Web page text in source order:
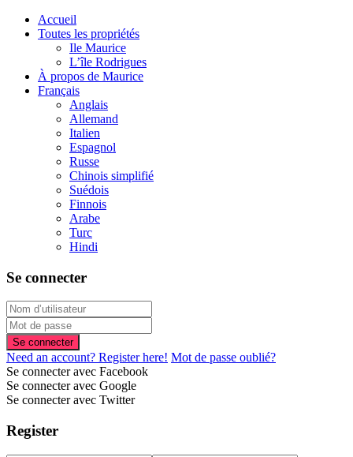
Accueil
Toutes les propriétés
Ile Maurice
L’île Rodrigues
À propos de Maurice
Français
Anglais
Allemand
Italien
Espagnol
Russe
Chinois simplifié
Suédois
Finnois
Arabe
Turc
Hindi
Se connecter
Se connecter
Need an account? Register here! Mot de passe oublié?
Se connecter avec Facebook
Se connecter avec Google
Se connecter avec Twitter
Register